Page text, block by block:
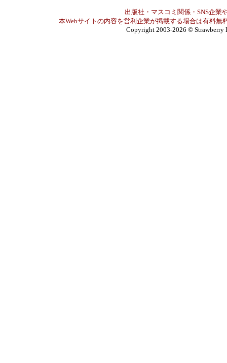
出版社・マスコミ関係・SNS企業
本Webサイトの内容を営利企業が掲載する場合は有料無
Copyright 2003-2026 © Strawberry